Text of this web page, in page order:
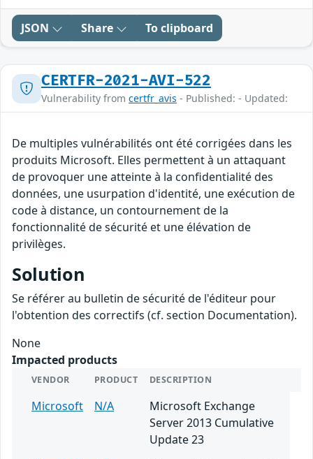
JSON Share To clipboard
CERTFR-2021-AVI-522
Vulnerability from certfr_avis - Published: - Updated:
De multiples vulnérabilités ont été corrigées dans les
produits Microsoft. Elles permettent à un attaquant
de provoquer une atteinte à la confidentialité des
données, une usurpation d'identité, une exécution de
code à distance, un contournement de la
fonctionnalité de sécurité et une élévation de
privilèges.
Solution
Se référer au bulletin de sécurité de l'éditeur pour
l'obtention des correctifs (cf. section Documentation).
None
Impacted products
VENDOR PRODUCT DESCRIPTION
Microsoft N/A
Microsoft Exchange
Server 2013 Cumulative
Update 23